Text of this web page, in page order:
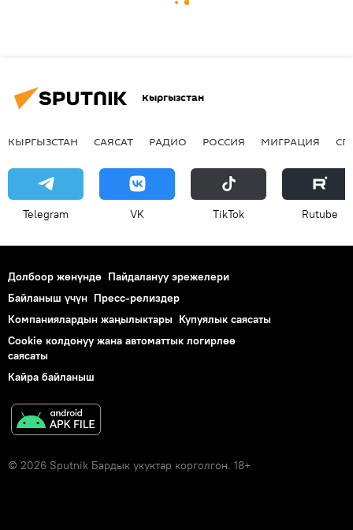
Кыргызстан
КЫРГЫЗСТАН САЯСАТ РАДИО РОССИЯ МИГРАЦИЯ
Telegram VK ТikТоk Rutube
Долбоор жөнүндө Пайдалануу эрежелери
Байланыш үчүн Пресс-релиздер
Компаниялардын жаңылыктары Купуялык саясаты
Cookie колдонуу жана автоматтык логирлөө
саясаты
Кайра байланыш
© 2026 Sputnik Бардык укуктар корголгон. 18+